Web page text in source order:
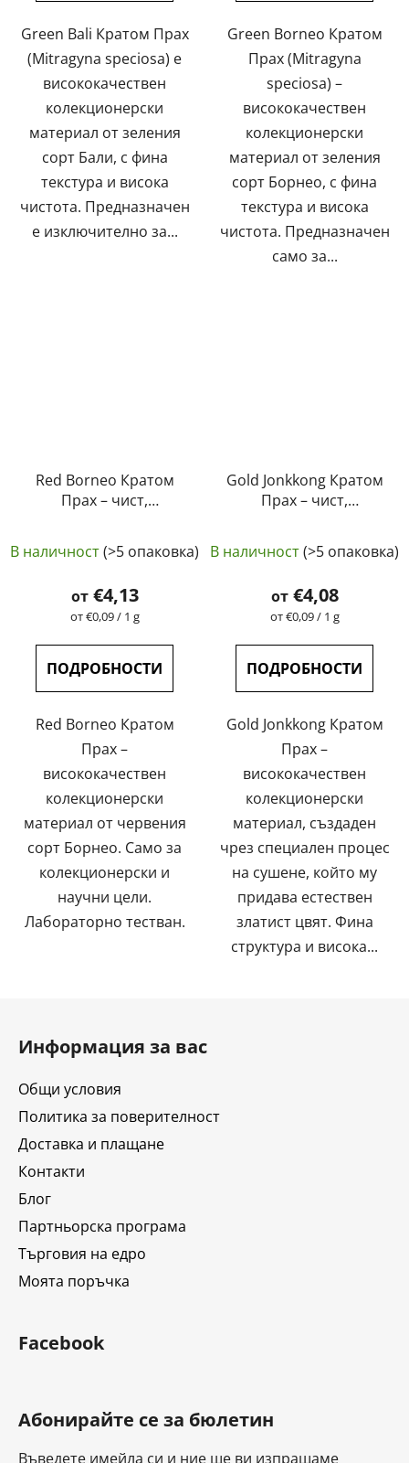
звезди.
Green Bali Кратом Прах
(Mitragyna speciosa) е
висококачествен
колекционерски
материал от зеления
сорт Бали, с фина
текстура и висока
чистота. Предназначен
е изключително за...
звезди.
Green Borneo Кратом
Прах (Mitragyna
speciosa) –
висококачествен
колекционерски
материал от зеления
сорт Борнео, с фина
текстура и висока
чистота. Предназначен
само за...
Red Borneo Кратом
Прах – чист,
| GreenGuru
оценка
на
продукта
5,0
звезди.
В наличност(>5 опаковка)
от€4,13
Измерване
цената:
от €0,09 / 1 g
ПОДРОБНОСТИ
Red Borneo Кратом
Прах –
висококачествен
колекционерски
материал от червения
сорт Борнео. Само за
колекционерски и
научни цели.
Лабораторно тестван.
Gold Jonkkong Кратом
Прах – чист,
| GreenGuru
В наличност(>5 опаковка)
от€4,08
Измерване
цената:
от €0,09 / 1 g
ПОДРОБНОСТИ
Gold Jonkkong Кратом
Прах –
висококачествен
колекционерски
материал, създаден
чрез специален процес
на сушене, който му
придава естествен
златист цвят. Фина
структура и висока...
Информация за вас
Общи условия
Политика за поверителност
Доставка и плащане
Контакти
Блог
Партньорска програма
Търговия на едро
Моята поръчка
Facebook
Абонирайте се за бюлетин
Въведете имейла си и ние ще ви изпращаме